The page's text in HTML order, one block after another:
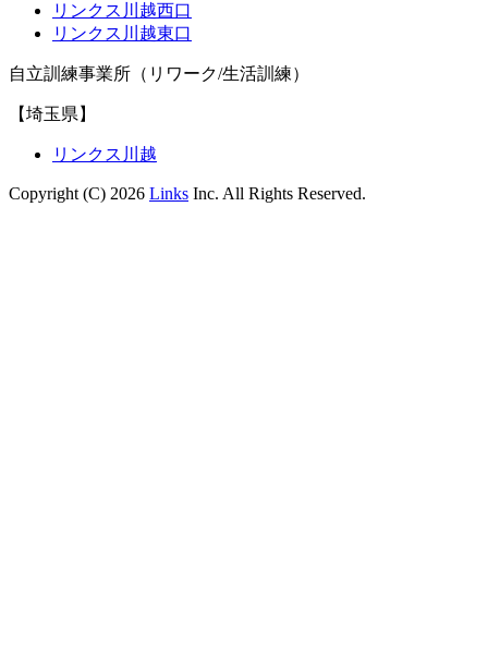
リンクス川越西口
リンクス川越東口
自立訓練事業所（リワーク/生活訓練）
【埼玉県】
リンクス川越
Copyright (C) 2026 Links Inc. All Rights Reserved.